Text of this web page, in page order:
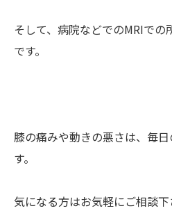
そして、病院などでのMRIでの
です。
膝の痛みや動きの悪さは、毎
す。
気になる方はお気軽にご相談